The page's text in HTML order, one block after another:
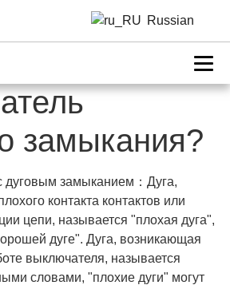
Russian
(AFCI)
замыкания?
дуговым замыканием：Дуга,
контакта контактов или
цепи, называется "плохая дуга",
дуге". Дуга, возникающая
выключателя, называется
словами, "плохие дуги" могут